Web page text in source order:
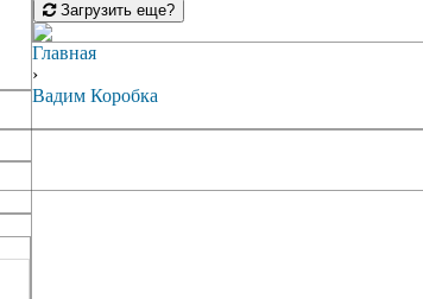
Загрузить еще?
Главная
›
Вадим Коробка